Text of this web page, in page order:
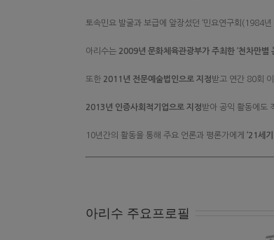
토속민요 발굴과 보급에 앞장섰던 ‘민요연구회(1984년
아리수는 2009년 문화체육관광부가 주최한 ‘천차만별
또한 2011년 전문예술법인으로 지정받고 연간 80회
2013년 인증사회적기업으로 지정받아 공익 활동에도
10년간의 활동을 통해 주요 언론과 평론가에게 ‘21세
아리수 주요프로필